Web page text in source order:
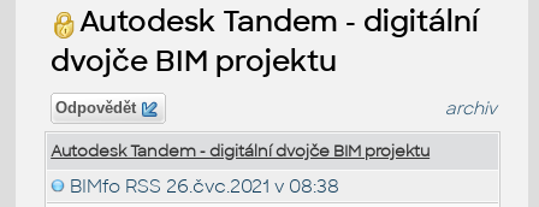
Autodesk Tandem - digitální
dvojče BIM projektu
Odpovědět archiv
Autodesk Tandem - digitální dvojče BIM projektu
BIMfo RSS 26.čvc.2021 v 08:38